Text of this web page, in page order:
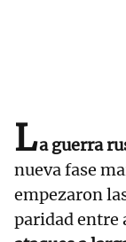
La guerra
nueva fase
empezaron
paridad entre